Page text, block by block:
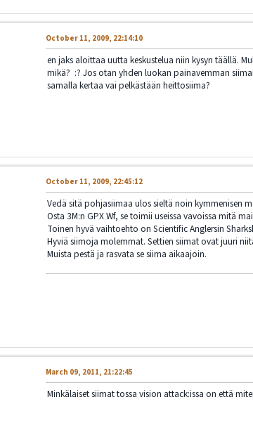
October 11, 2009, 22:14:10
en jaks aloittaa uutta keskustelua niin kysyn täällä.
mikä? :? Jos otan yhden luokan painavemman
samalla kertaa vai pelkästään heittosiima?
October 11, 2009, 22:45:12
Vedä sitä pohjasiimaa ulos sieltä noin kymmenisen
Osta 3M:n GPX Wf, se toimii useissa vavoissa mitä
Toinen hyvä vaihtoehto on Scientific Anglersin
Hyviä siimoja molemmat. Settien siimat ovat juuri
Muista pestä ja rasvata se siima aikaajoin.
March 09, 2011, 21:22:45
Minkälaiset siimat tossa vision attack:issa on että